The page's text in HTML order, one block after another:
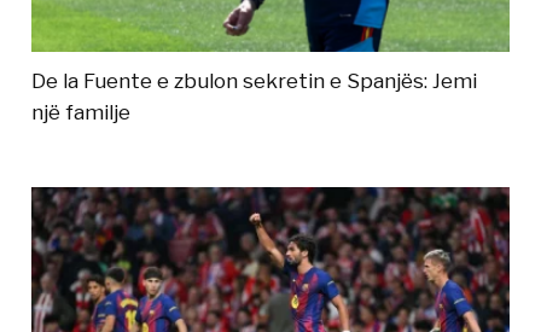
De la Fuente e zbulon sekretin e Spanjës: Jemi
një familje